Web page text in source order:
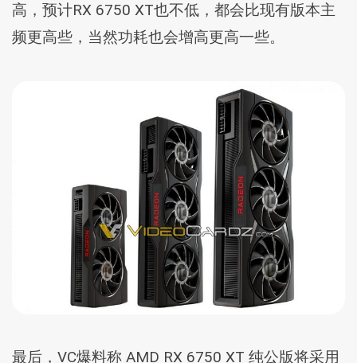
高，预计RX 6750 XT也不低，都会比现有版本主
频更高些，当然功耗也会增高更高一些。
最后，VC爆料称 AMD RX 6750 XT 纯公版将采用